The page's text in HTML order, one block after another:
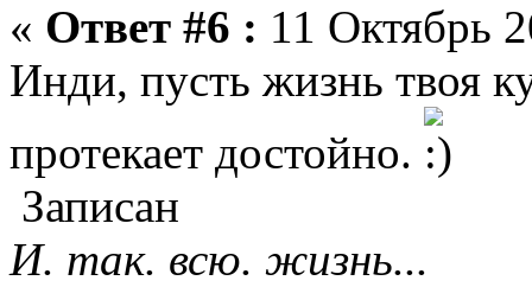
« Ответ #6 : 11 Октябрь
Инди, пусть жизнь твоя
протекает достойно.
Записан
И. так. всю. жизнь...